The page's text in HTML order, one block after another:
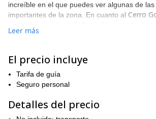
increíble en el que puedes ver algunas de
importantes de la zona. En cuanto al Cerro
altitud de
bosque andino a una zona sin vegetación. En
llegaremos a ver los típicos
crece en esta sección de la Patagonia
llegaremos a la cima del Cerro Bellavista,
contemplaremos vistas asombrosas del
Lago Nahuel Huapiy los picos circundantes.
Leer más
El precio incluye
Tarifa de guía
Seguro personal
Detalles del precio